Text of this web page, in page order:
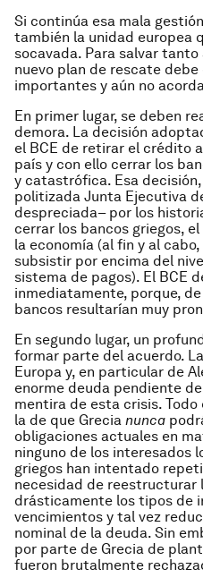
Si continúa esa mala
también la unidad europea
socavada. Para salvar tanto
nuevo plan de rescate
importantes y aún no
En primer lugar, se deben
demora. La decisión
el BCE de retirar el crédito
país y con ello cerrar los
y catastrófica. Esa
politizada Junta Ejecutiva
despreciada– por los
cerrar los bancos griegos,
la economía (al fin y al
subsistir por encima del
sistema de pagos). El BCE
inmediatamente, porque,
bancos resultarían muy
En segundo lugar, un
formar parte del acuerdo.
Europa y, en particular de
enorme deuda pendiente
mentira de esta crisis.
la de que Grecia nunca
obligaciones actuales en
ninguno de los interesados
griegos han intentado
necesidad de reestructurar
drásticamente los tipos de
vencimientos y tal vez
nominal de la deuda. Sin
por parte de Grecia de
fueron brutalmente